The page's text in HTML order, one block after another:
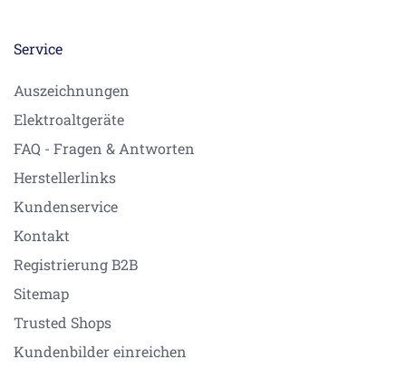
Service
Auszeichnungen
Elektroaltgeräte
FAQ - Fragen & Antworten
Herstellerlinks
Kundenservice
Kontakt
Registrierung B2B
Sitemap
Trusted Shops
Kundenbilder einreichen